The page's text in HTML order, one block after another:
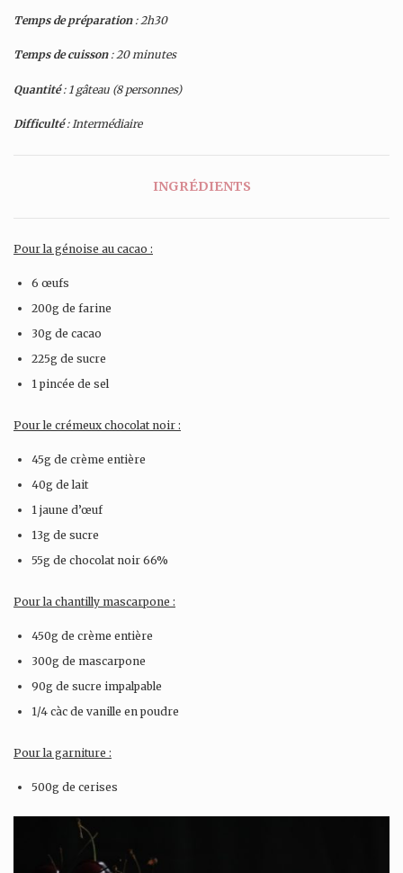
Temps de préparation: 2h30
Temps de cuisson: 20 minutes
Quantité: 1 gâteau (8 personnes)
Difficulté: Intermédiaire
INGRÉDIENTS
Pour la génoise au cacao :
6 œufs
200g de farine
30g de cacao
225g de sucre
1 pincée de sel
Pour le crémeux chocolat noir :
45g de crème entière
40g de lait
1 jaune d’œuf
13g de sucre
55g de chocolat noir 66%
Pour la chantilly mascarpone :
450g de crème entière
300g de mascarpone
90g de sucre impalpable
1/4 càc de vanille en poudre
Pour la garniture :
500g de cerises